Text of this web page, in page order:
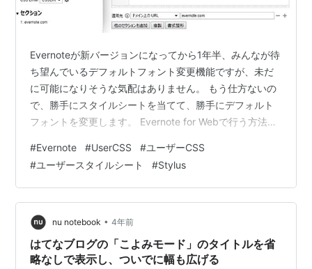
Evernoteが新バージョンになってから1年半、みんなが待
ち望んでいるデフォルトフォント変更機能ですが、未だ
に可能になりそうな気配はありません。 もう仕方ないの
で、勝手にスタイルシートを当てて、勝手にデフォルト
フォントを変更します。 Evernote for Webで行う方法
す。 まずはWeb版の方。 2つの方法がありますが、いず
れも以下のスタイルシートを使用します。 @-moz-
document domain("evernote.com") { body en-
note.peso { font-family: "Meir…
#Evernote #UserCSS #ユーザーCSS
#ユーザースタイルシート #Stylus
nu notebook • 4年前
はてなブログの「こよみモード」のタイトルを省
略なしで表示し、ついでに幅も広げる